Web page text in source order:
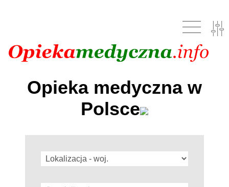
Opieka medyczna w
Polsce